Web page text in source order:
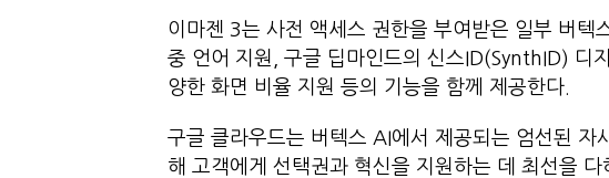
이마젠 3는 사전 액세스 권한을 부여받은 일부 버텍
중 언어 지원, 구글 딥마인드의 신스ID(SynthID) 디
양한 화면 비율 지원 등의 기능을 함께 제공한다.
구글 클라우드는 버텍스 AI에서 제공되는 엄선된 자
해 고객에게 선택권과 혁신을 지원하는 데 최선을